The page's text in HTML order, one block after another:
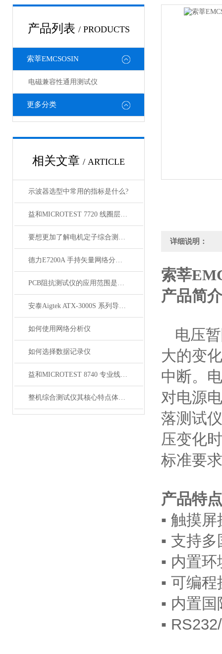
产品列表 / PRODUCTS
索莘EMCSOSIN
电磁兼容性通用测试仪
更多分类
相关文章 / ARTICLE
示波器选型中常用的指标是什么?
益和MICROTEST 7720 线圈层间短路测试仪
要想更加了解电机定子综合测试仪以下几点不可少！
德力E7200A 手持矢量网络分析仪（300kHz-3GHz）
PCB阻抗测试仪的应用范围是非常广泛的
安泰Aigtek ATX-3000S 系列导通线束测试仪
如何使用网络分析仪
如何选择数据记录仪
益和MICROTEST 8740 专业线材测试仪
整机综合测试仪其核心特点体现在以下方面
详细说明：
索莘
产品简介
电压
大的变
中断。
对电源
落测试
压变化
标准要
产品特点
▪ 触摸屏
▪ 支持多
▪ 内置
▪ 可编程
▪ 内置国
▪